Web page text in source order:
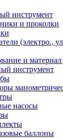
инструмент
и проколки
(электро.,
и
инструмент
насосы
баллоны